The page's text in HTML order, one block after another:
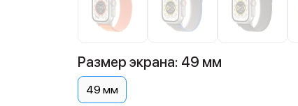
Размер экрана: 49 мм
49 мм